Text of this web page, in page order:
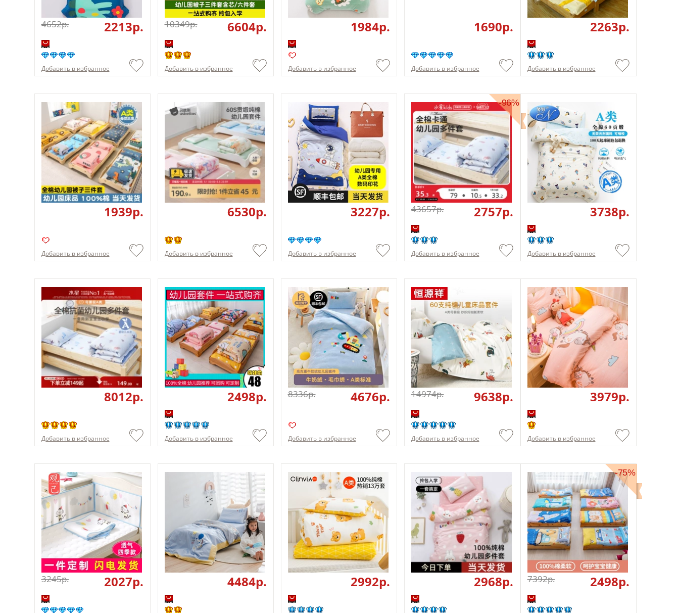
4652p. 2213p.
Добавить в избранное
10349p. 6604p.
Добавить в избранное
1984p.
Добавить в избранное
1690p.
Добавить в избранное
2263p.
Добавить в избранное
1939p.
Добавить в избранное
6530p.
Добавить в избранное
3227p.
Добавить в избранное
-96%
43657p. 2757p.
Добавить в избранное
3738p.
Добавить в избранное
8012p.
Добавить в избранное
2498p.
Добавить в избранное
8336p. 4676p.
Добавить в избранное
14974p. 9638p.
Добавить в избранное
3979p.
Добавить в избранное
3245p. 2027p. 4484p. 2992p. 2968p.
-75%
7392p. 2498p.